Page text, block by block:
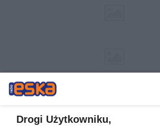
Drogi Użytkowniku,